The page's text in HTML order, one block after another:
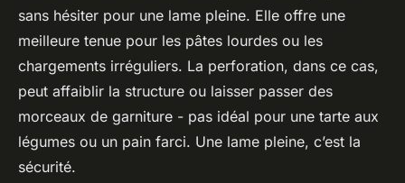
sans hésiter pour une lame pleine. Elle offre une
meilleure tenue pour les pâtes lourdes ou les
chargements irréguliers. La perforation, dans ce cas,
peut affaiblir la structure ou laisser passer des
morceaux de garniture - pas idéal pour une tarte aux
légumes ou un pain farci. Une lame pleine, c’est la
sécurité.